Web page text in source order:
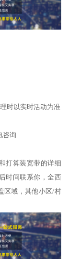
时以实时活动为准
咨询
打算装宽带的详细
时间联系你，全西
区域，其他小区/村